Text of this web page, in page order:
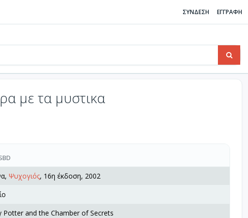
ΣΥΝΔΕΣΗ ΕΓΓΡΑΦΗ
με τα μυστικα
Ψυχογιός, 16η έκδοση, 2002
Potter and the Chamber of Secrets